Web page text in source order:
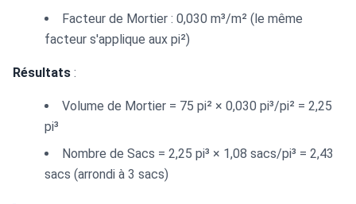
Facteur de Mortier : 0,030 m³/m² (le même
facteur s'applique aux pi²)
Résultats :
Volume de Mortier = 75 pi² × 0,030 pi³/pi² = 2,25
pi³
Nombre de Sacs = 2,25 pi³ × 1,08 sacs/pi³ = 2,43
sacs (arrondi à 3 sacs)